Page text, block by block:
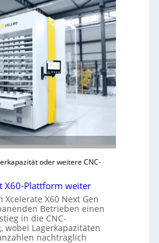
oder weitere CNC-
X60-Plattform weiter
Xcelerate X60 Next Gen
Betrieben einen
in die CNC-
wobei Lagerkapazitäten
nachträglich